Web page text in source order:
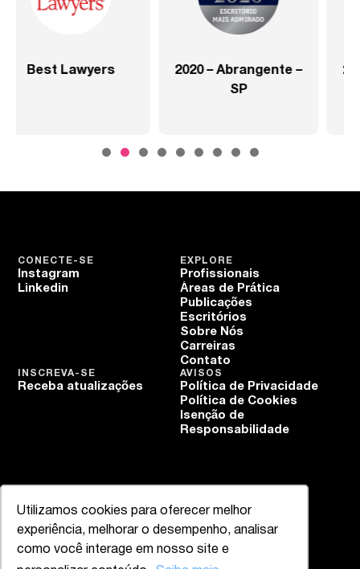
Utilizamos cookies para oferecer melhor
experiência, melhorar o desempenho, analisar
como você interage em nosso site e
2020 – Abrangente –
2020 – Abrangente –
Setor Saúde
EXPLORE
Profissionais
Áreas de Prática
Publicações
Escritórios
Sobre Nós
Carreiras
Contato
CONECTE-SE
Instagram
Linkedin
AVISOS
Política de Privacidade
Política de Cookies
Isenção de
Responsabilidade
INSCREVA-SE
Receba atualizações